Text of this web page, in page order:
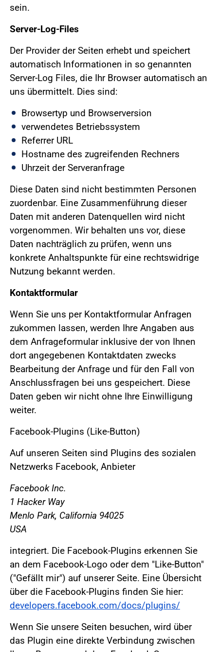
sein.
Server-Log-Files
Der Provider der Seiten erhebt und speichert
automatisch Informationen in so genannten
Server-Log Files, die Ihr Browser automatisch an
uns übermittelt. Dies sind:
Browsertyp und Browserversion
verwendetes Betriebssystem
Referrer URL
Hostname des zugreifenden Rechners
Uhrzeit der Serveranfrage
Diese Daten sind nicht bestimmten Personen
zuordenbar. Eine Zusammenführung dieser
Daten mit anderen Datenquellen wird nicht
vorgenommen. Wir behalten uns vor, diese
Daten nachträglich zu prüfen, wenn uns
konkrete Anhaltspunkte für eine rechtswidrige
Nutzung bekannt werden.
Kontaktformular
Wenn Sie uns per Kontaktformular Anfragen
zukommen lassen, werden Ihre Angaben aus
dem Anfrageformular inklusive der von Ihnen
dort angegebenen Kontaktdaten zwecks
Bearbeitung der Anfrage und für den Fall von
Anschlussfragen bei uns gespeichert. Diese
Daten geben wir nicht ohne Ihre Einwilligung
weiter.
Facebook-Plugins (Like-Button)
Auf unseren Seiten sind Plugins des sozialen
Netzwerks Facebook, Anbieter
Facebook Inc.
1 Hacker Way
Menlo Park, California 94025
USA
integriert. Die Facebook-Plugins erkennen Sie
an dem Facebook-Logo oder dem "Like-Button"
("Gefällt mir") auf unserer Seite. Eine Übersicht
über die Facebook-Plugins finden Sie hier:
developers.facebook.com/docs/plugins/
Wenn Sie unsere Seiten besuchen, wird über
das Plugin eine direkte Verbindung zwischen